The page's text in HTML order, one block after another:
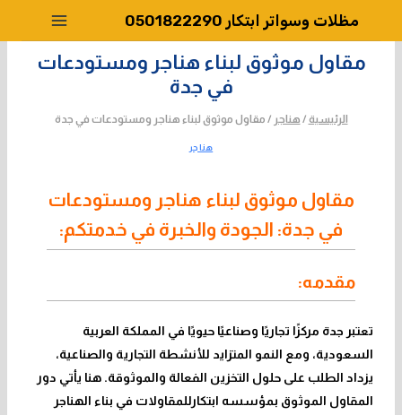
المحتوى
مظلات وسواتر ابتكار 0501822290
مقاول موثوق لبناء هناجر ومستودعات
في جدة
الرئيسية / هناجر / مقاول موثوق لبناء هناجر ومستودعات في جدة
هناجر
مقاول موثوق لبناء هناجر ومستودعات
في جدة: الجودة والخبرة في خدمتكم:
مقدمه:
تعتبر جدة مركزًا تجاريًا وصناعيًا حيويًا في المملكة العربية
السعودية، ومع النمو المتزايد للأنشطة التجارية والصناعية،
يزداد الطلب على حلول التخزين الفعالة والموثوقة. هنا يأتي دور
المقاول الموثوق بمؤسسه ابتكارللمقاولات في بناء الهناجر